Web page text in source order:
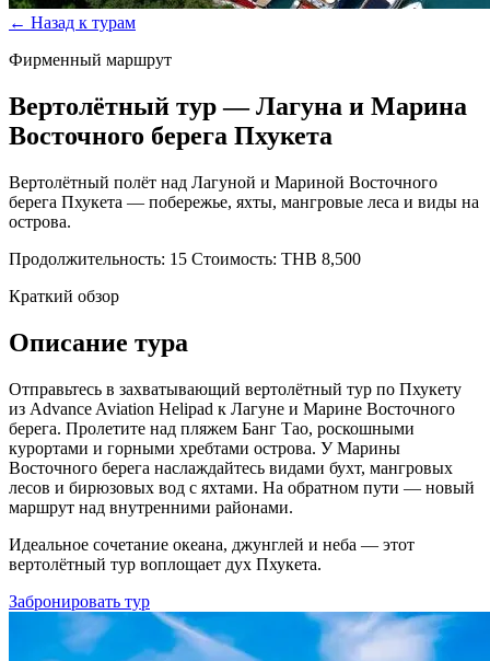
← Назад к турам
Фирменный маршрут
Вертолётный тур — Лагуна и Марина
Восточного берега Пхукета
Вертолётный полёт над Лагуной и Мариной Восточного
берега Пхукета — побережье, яхты, мангровые леса и виды на
острова.
Продолжительность: 15 Стоимость: THB 8,500
Краткий обзор
Описание тура
Отправьтесь в захватывающий вертолётный тур по Пхукету
из Advance Aviation Helipad к Лагуне и Марине Восточного
берега. Пролетите над пляжем Банг Тао, роскошными
курортами и горными хребтами острова. У Марины
Восточного берега наслаждайтесь видами бухт, мангровых
лесов и бирюзовых вод с яхтами. На обратном пути — новый
маршрут над внутренними районами.
Идеальное сочетание океана, джунглей и неба — этот
вертолётный тур воплощает дух Пхукета.
Забронировать тур